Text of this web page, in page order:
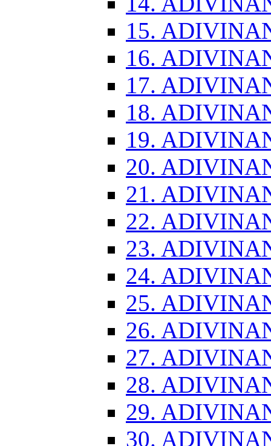
15.
16.
17.
18.
19.
20.
21.
22.
23.
24.
25.
26.
27.
28.
29.
30.